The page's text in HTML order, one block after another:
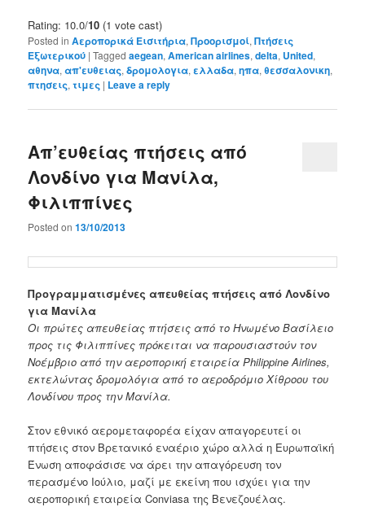
Rating: 10.0/10 (1 vote cast)
Posted in Αεροπορικά Εισιτήρια,Προορισμοί,Πτήσεις
Εξωτερικού |Tagged aegean,American airlines,delta, United,
αθηνα,απ'ευθειας,δρομολογια,ελλαδα,ηπα,θεσσαλονικη,
πτησεις,τιμες | Leave a reply
Απ’ευθείας πτήσεις από
Λονδίνο για Μανίλα,
Φιλιππίνες
Posted on13/10/2013
Προγραμματισμένες απευθείας πτήσεις από Λονδίνο
για Μανίλα
Οι πρώτες απευθείας πτήσεις από το Ηνωμένο Βασίλειο
προς τις Φιλιππίνες πρόκειται να παρουσιαστούν τον
Νοέμβριο από την αεροπορική εταιρεία Philippine Airlines,
εκτελώντας δρομολόγια από το αεροδρόμιο Χίθροου του
Λονδίνου προς την Μανίλα.
Στον εθνικό αερομεταφορέα είχαν απαγορευτεί οι
πτήσεις στον Βρετανικό εναέριο χώρο αλλά η Ευρωπαϊκή
Ένωση αποφάσισε να άρει την απαγόρευση τον
περασμένο Ιούλιο, μαζί με εκείνη που ισχύει για την
αεροπορική εταιρεία Conviasa της Βενεζουέλας.